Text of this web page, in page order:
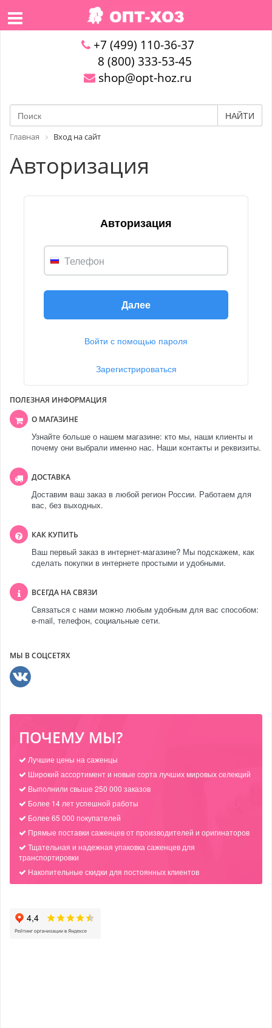
+7 (499) 110-36-37
8 (800) 333-53-45
shop@opt-hoz.ru
НАЙТИ
Главная Вход на сайт
Авторизация
Авторизация
Телефон
Далее
Войти с помощью пароля
Зарегистрироваться
ПОЛЕЗНАЯ ИНФОРМАЦИЯ
О МАГАЗИНЕ
Узнайте больше о нашем магазине: кто мы, наши клиенты и
почему они выбрали именно нас. Наши контакты и реквизиты.
ДОСТАВКА
Доставим ваш заказ в любой регион России. Работаем для
вас, без выходных.
КАК КУПИТЬ
Ваш первый заказ в интернет-магазине? Мы подскажем, как
сделать покупки в интернете простыми и удобными.
ВСЕГДА НА СВЯЗИ
Связаться с нами можно любым удобным для вас способом:
e-mail, телефон, социальные сети.
МЫ В СОЦСЕТЯХ
ПОЧЕМУ МЫ?
Лучшие цены на саженцы
Широкий ассортимент и новые сорта лучших мировых селекций
Выполнили свыше 250 000 заказов
Более 14 лет успешной работы
Более 65 000 покупателей
Прямые поставки саженцев от производителей и оригинаторов
Тщательная и надежная упаковка саженцев для
транспортировки
Накопительные скидки для постоянных клиентов